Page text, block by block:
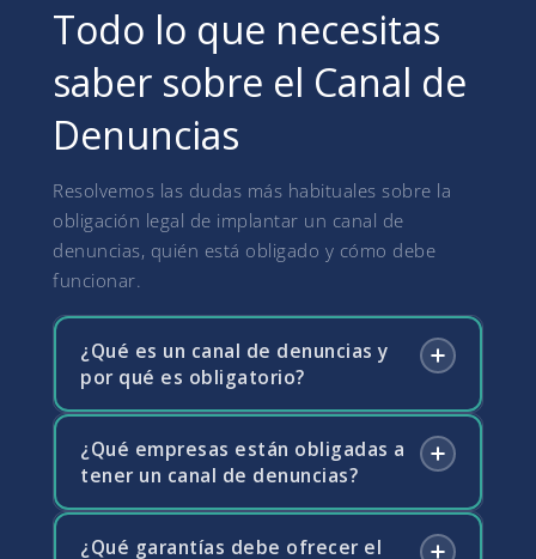
Todo lo que necesitas
saber sobre el Canal de
Denuncias
Resolvemos las dudas más habituales sobre la
obligación legal de implantar un canal de
denuncias, quién está obligado y cómo debe
funcionar.
¿Qué es un canal de denuncias y
por qué es obligatorio?
El canal de denuncias es un sistema interno
que permite a empleados, proveedores y
otros grupos de interés comunicar de forma
confidencial posibles irregularidades o
¿Qué empresas están obligadas a
tener un canal de denuncias?
Desde el 1 de diciembre de 2023 están
¿Qué garantías debe ofrecer el